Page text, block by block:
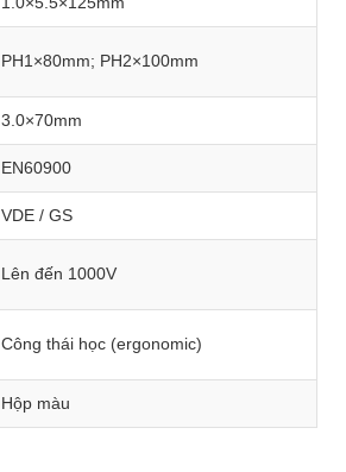
PH1×80mm; PH2×100mm
3.0×70mm
EN60900
VDE / GS
Lên đến 1000V
Công thái học (ergonomic)
Hộp màu